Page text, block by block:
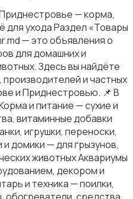
— корма,
для ухода Раздел «Товары
— это объявления о
для домашних и
Здесь вы найдёте
и частных
и Приднестровью. 📌 В
и питание — сухие и
витаминные добавки
игрушки, переноски,
домики — для грызунов,
животных Аквариумы
декором и
и техника — поилки,